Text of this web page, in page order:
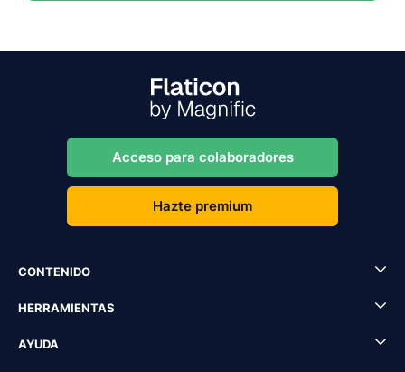
Acceso para colaboradores
Hazte premium
CONTENIDO
HERRAMIENTAS
AYUDA